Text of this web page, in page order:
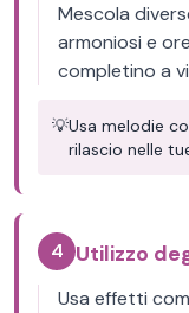
Mescola
armoniosi e
completino a
💡Usa melodie
rilascio nelle
4 Utilizzo
Usa effetti